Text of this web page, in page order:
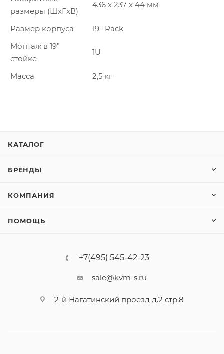
размеры (ШxГxВ)
436 x 237 x 44 мм
Размер корпуса
19'' Rack
Монтаж в 19″
стойкe
1U
Масса 2,5 кг
КАТАЛОГ
БРЕНДЫ
КОМПАНИЯ
ПОМОЩЬ
+7(495) 545-42-23
sale@kvm-s.ru
2-й Нагатинский проезд д.2 стр.8